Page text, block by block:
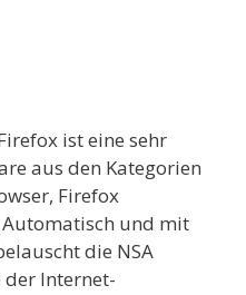
ist eine sehr
aus den Kategorien
Firefox
und mit
die NSA
der Internet-